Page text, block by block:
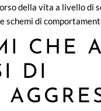
della vita a livello di
schemi di
CHE
DI